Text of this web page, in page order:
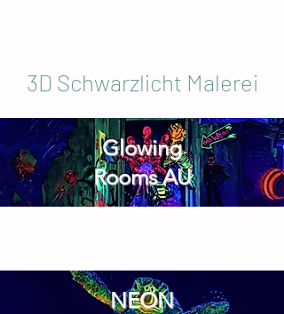
3D Schwarzlicht Malerei
Glowing
Rooms AU
NEON